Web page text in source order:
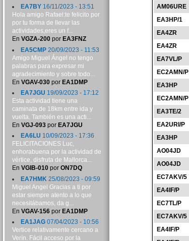
AM06URE
EA3HP/1
EA4ZR
EA4ZR
EA7VL/P
EC2AMN/P
EA3HP
EC2AMN/P
EA3TE/2
EA2URI/P
EA3HP
AO04JD
AO04JD
EC7AKV/5
EA4IF/P
EC7TL/P
EC7AKV/5
EA4IF/P
EA7BY16/11/2023 - 13:51
Hola amigo Rafael:te felicito por
por tu forma de llevar las
actividades,eres un f...
En VGZA-200por EA3FNZ
EA5CMP20/09/2023 - 11:53
Amigo Miguel Ángel no tengo
palabras para expresar mi
agradecimiento y sobre todo...
En VGAV-030por EA1DMP
EA7JGU 19/09/2023 - 17:12
Esta actividad tiene una
caminata de 18km entre ida y
vuelta. También es una acti...
En VGJ-093por EA7JGU
EA6LU 10/09/2023 - 17:36
FELICITACIONES Luc,
enhorabuena por la actividad de
vértice, disfruta de Mallorca...
En VGIB-010por ON7DQ
EA7HMK 25/08/2023 - 09:59
Miguel Angel Gracias a ti por
estar siempre atento a lo que
necesitábamos, da g...
En VGAV-156por EA1DMP
EA1JAG07/04/2023 - 10:56
Vertice relativamente cercano a
Verín. Fácil acceso por la